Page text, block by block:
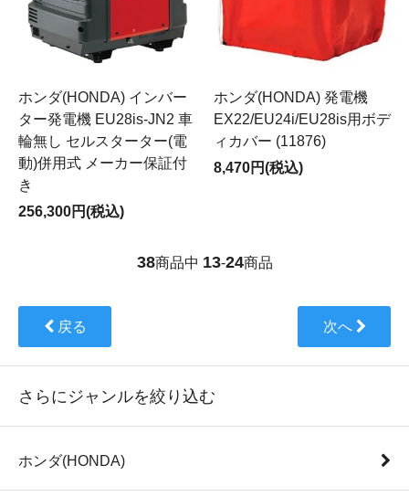
ホンダ(HONDA) インバー
ター発電機 EU28is-JN2 車
輪無し セルスターター(電
動)併用式 メーカー保証付
き
256,300円(税込)
ホンダ(HONDA) 発電機
EX22/EU24i/EU28is用ボデ
ィカバー (11876)
8,470円(税込)
38商品中 13-24商品
戻る 次へ
さらにジャンルを絞り込む
ホンダ(HONDA)